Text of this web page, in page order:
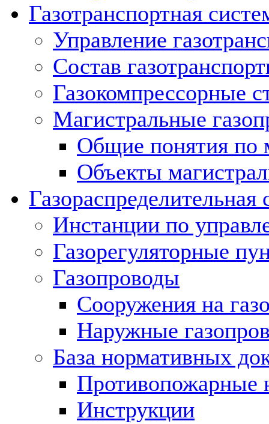
Газотранспортная
Управление
Состав
Газокомпрессорные
Магистральные
Общие понятия по
Объекты
Газораспределительная
Инстанции по
Газорегуляторные
Газопроводы
Сооружения на
Наружные
База нормативных
Противопожарные
Инструкции